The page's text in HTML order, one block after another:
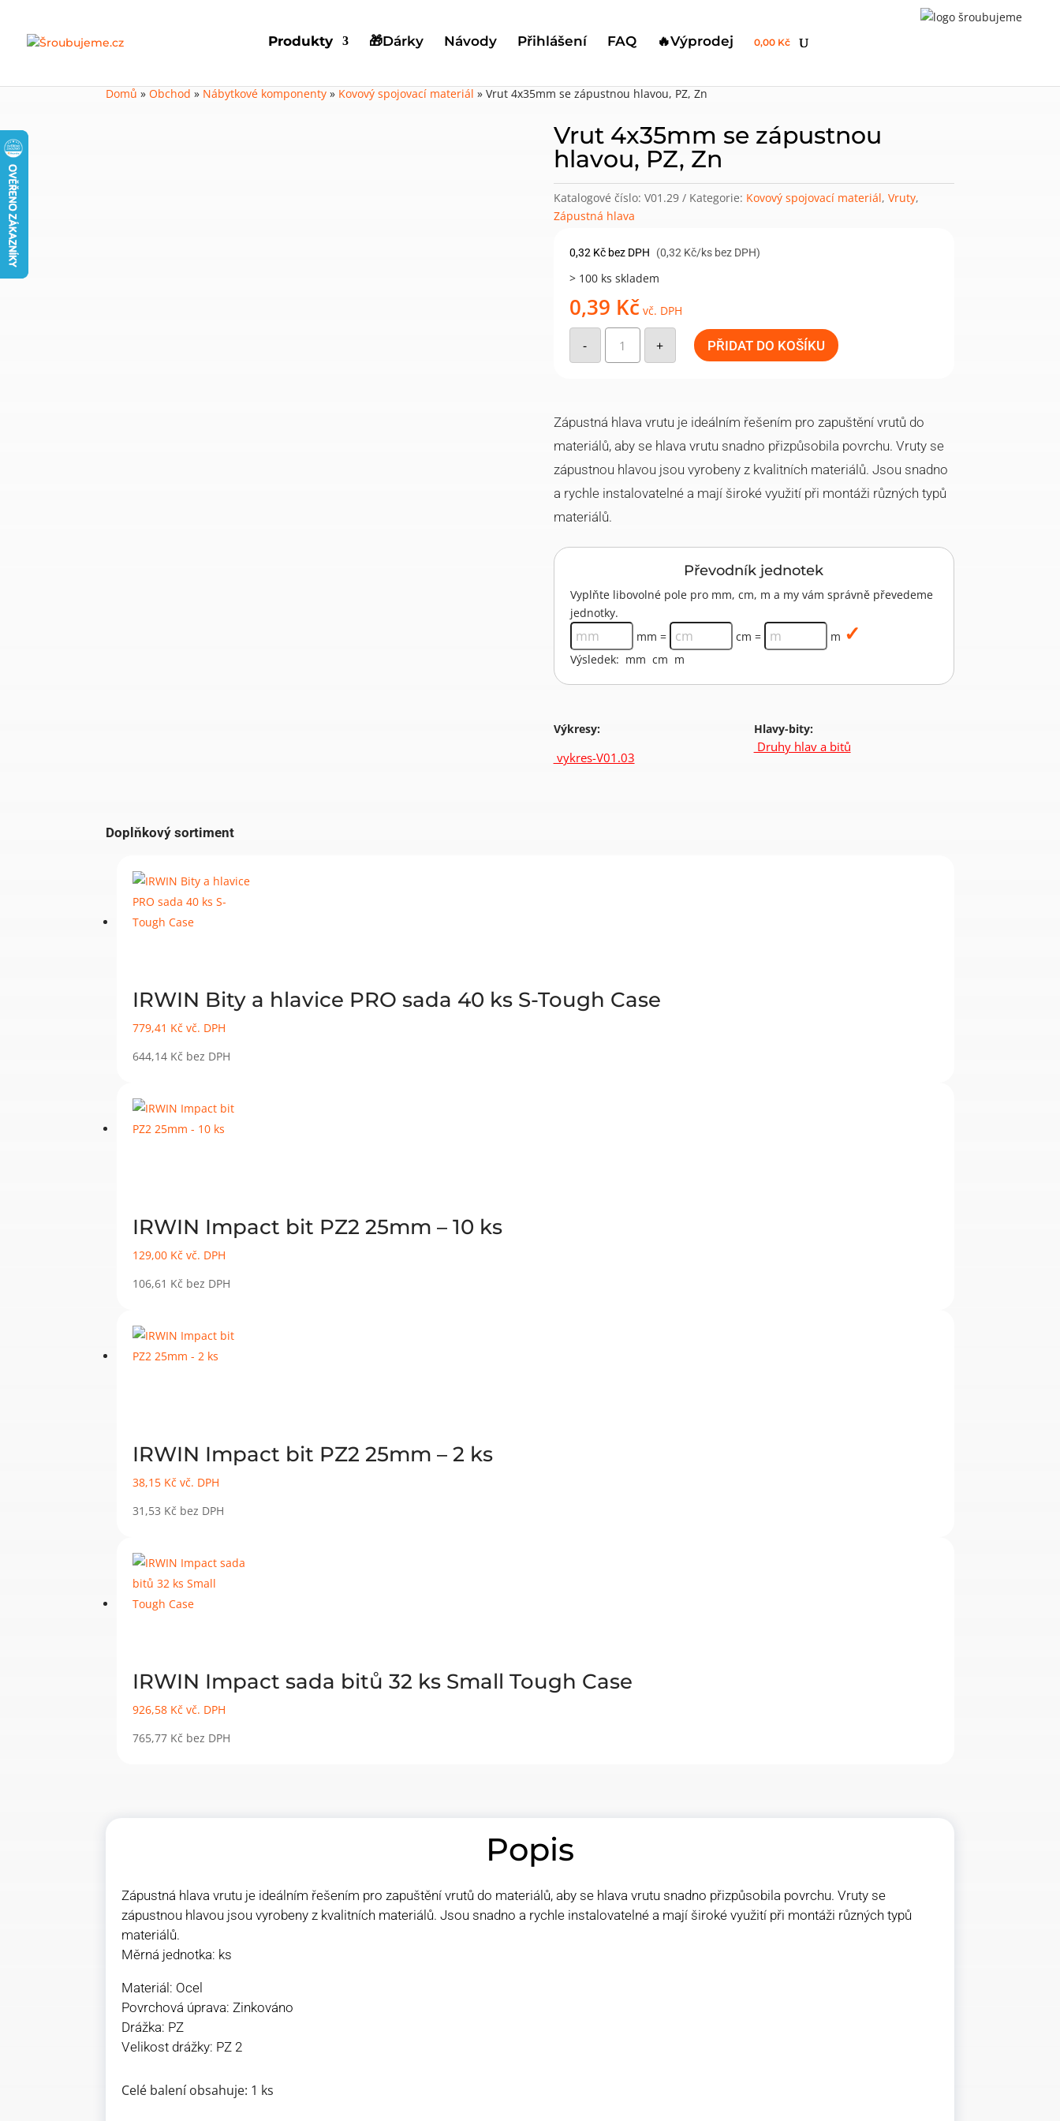
Produkty 🎁Dárky Návody Přihlášení FAQ 🔥Výprodej 0,00 Kč
Domů »Obchod » Nábytkové komponenty » Kovový spojovací materiál »Vrut 4x35mm se zápustnou hlavou, PZ, Zn
Vrut 4x35mm se zápustnou
hlavou, PZ, Zn
Katalogové číslo: V01.29 Kategorie: Kovový spojovací materiál, Vruty,
Zápustná hlava
0,32 Kč bez DPH (0,32 Kč/ks bez DPH)
> 100 ks skladem
0,39 Kč vč. DPH
-
Vrut
4x35mm
zápustnou
+ PŘIDAT DO KOŠÍKU
Zápustná hlava vrutu je ideálním řešením pro zapuštění vrutů do
materiálů, aby se hlava vrutu snadno přizpůsobila povrchu. Vruty se
zápustnou hlavou jsou vyrobeny z kvalitních materiálů. Jsou snadno
a rychle instalovatelné a mají široké využití při montáži různých typů
materiálů.
Převodník jednotek
Vyplňte libovolné pole pro mm, cm, m a my vám správně převedeme
jednotky.
mm =
cm =
m
Výsledek: mm cm m
Hlavy-bity:
Druhy hlav a bitů
Výkresy:
vykres-V01.03
Doplňkový sortiment
IRWIN Bity a hlavice PRO sada 40 ks S-Tough Case
779,41 Kč vč. DPH
644,14 Kč bez DPH
IRWIN Impact bit PZ2 25mm – 10 ks
129,00 Kč vč. DPH
106,61 Kč bez DPH
IRWIN Impact bit PZ2 25mm – 2 ks
38,15 Kč vč. DPH
31,53 Kč bez DPH
IRWIN Impact sada bitů 32 ks Small Tough Case
926,58 Kč vč. DPH
765,77 Kč bez DPH
Popis
Zápustná hlava vrutu je ideálním řešením pro zapuštění vrutů do materiálů, aby se hlava vrutu snadno přizpůsobila povrchu. Vruty se
zápustnou hlavou jsou vyrobeny z kvalitních materiálů. Jsou snadno a rychle instalovatelné a mají široké využití při montáži různých typů
materiálů.
Měrná jednotka: ks
Materiál: Ocel
Povrchová úprava: Zinkováno
Drážka: PZ
Velikost drážky: PZ 2
Celé balení obsahuje: 1 ks